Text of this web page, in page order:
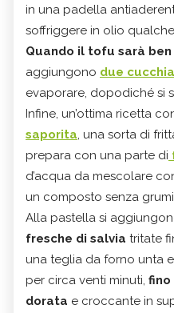
in una padella
soffriggere in olio
Quando il tofu sarà
aggiungono due
evaporare, dopodiché si
Infine, un’ottima ricetta
saporita, una sorta di
prepara con una parte di
d’acqua da mescolare
un composto senza
Alla pastella si
fresche di salvia tritate
una teglia da forno unta
per circa venti minuti, fino
dorata e croccante in